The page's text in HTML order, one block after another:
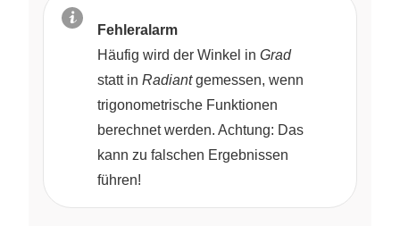
Fehleralarm
Häufig wird der Winkel in Grad
statt in Radiantgemessen, wenn
trigonometrische Funktionen
berechnet werden. Achtung: Das
kann zu falschen Ergebnissen
führen!